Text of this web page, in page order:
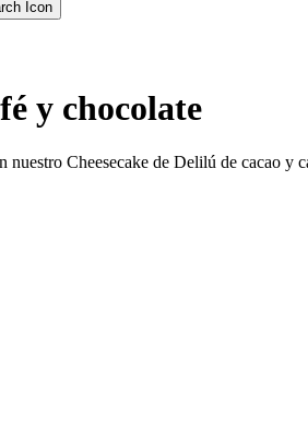
y chocolate
nuestro Cheesecake de Delilú de cacao